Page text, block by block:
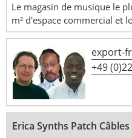
Le magasin de musique le
m² d'espace commercial et
export-
+49
Erica Synths Patch